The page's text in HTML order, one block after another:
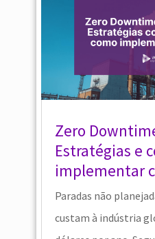
Zero
Estratégias e
implementar
Paradas não
custam à indústria